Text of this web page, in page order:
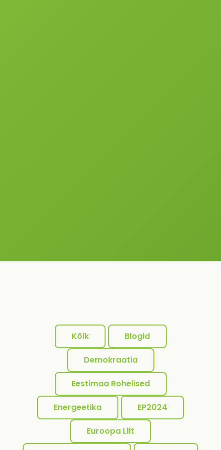
Kõik Blogid
Demokraatia
Eestimaa Rohelised
Energeetika EP2024
Euroopa Liit